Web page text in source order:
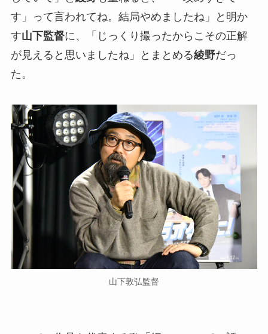
す」って言われてね。結局やめましたね」と明か
す山下監督に、「じっくり撮ったからこその正解
が見えると思いましたね」とまとめる綾野だっ
た。
山下敦弘監督